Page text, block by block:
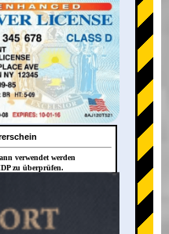
verwendet werden
zu überprüfen.